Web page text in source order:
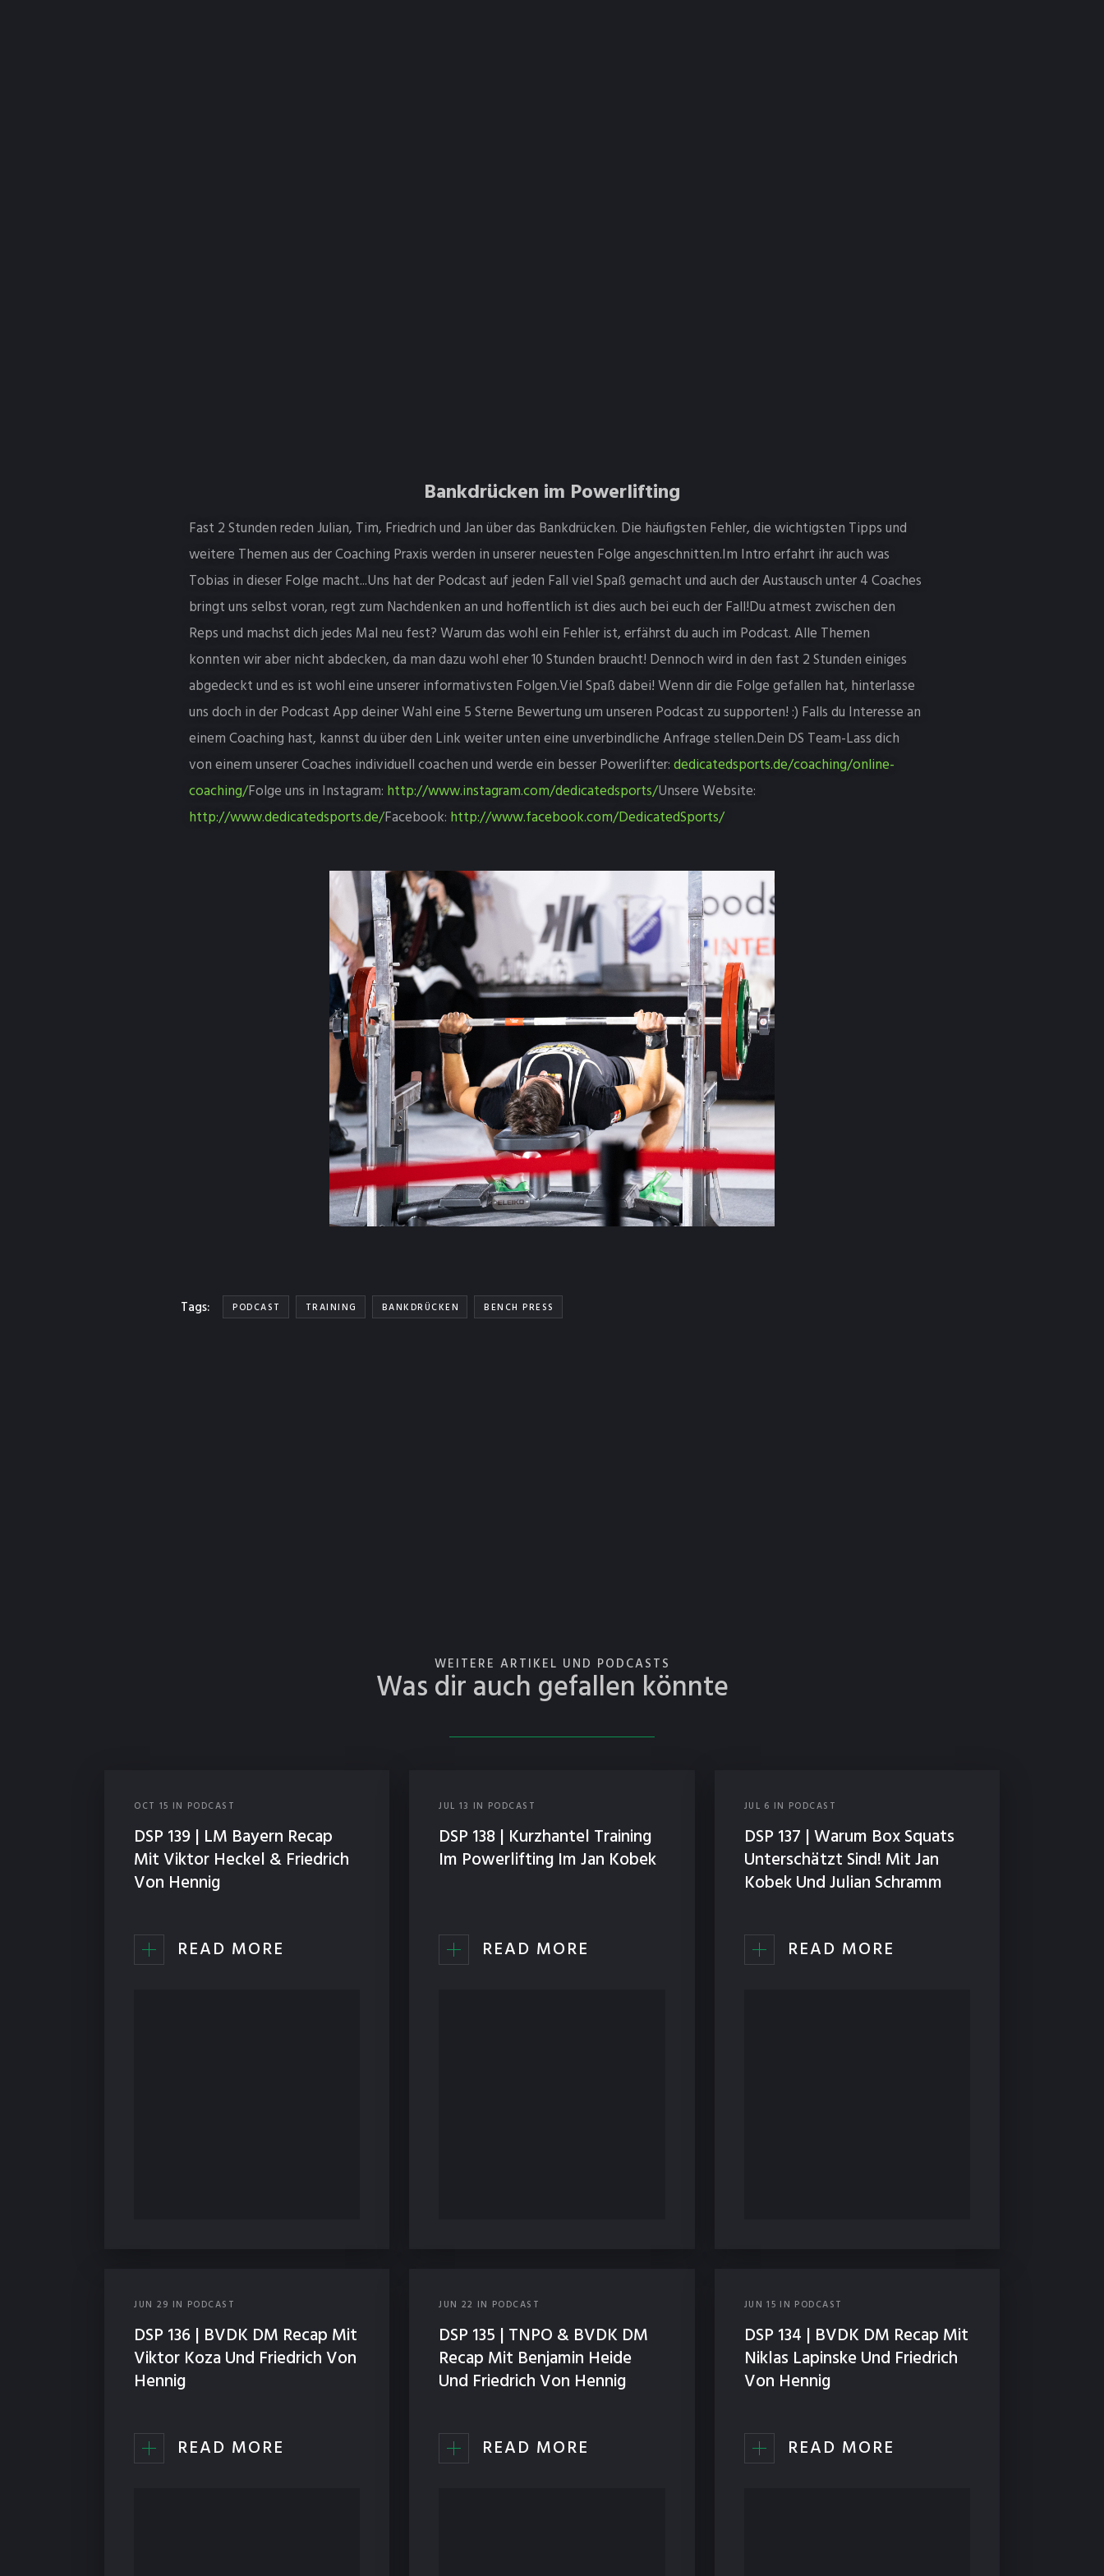
Bankdrücken im Powerlifting
Fast 2 Stunden reden Julian, Tim, Friedrich und Jan über das Bankdrücken. Die häufigsten Fehler, die wichtigsten Tipps und
weitere Themen aus der Coaching Praxis werden in unserer neuesten Folge angeschnitten.Im Intro erfahrt ihr auch was
Tobias in dieser Folge macht...Uns hat der Podcast auf jeden Fall viel Spaß gemacht und auch der Austausch unter 4 Coaches
bringt uns selbst voran, regt zum Nachdenken an und hoffentlich ist dies auch bei euch der Fall!Du atmest zwischen den
Reps und machst dich jedes Mal neu fest? Warum das wohl ein Fehler ist, erfährst du auch im Podcast. Alle Themen
konnten wir aber nicht abdecken, da man dazu wohl eher 10 Stunden braucht! Dennoch wird in den fast 2 Stunden einiges
abgedeckt und es ist wohl eine unserer informativsten Folgen.Viel Spaß dabei! Wenn dir die Folge gefallen hat, hinterlasse
uns doch in der Podcast App deiner Wahl eine 5 Sterne Bewertung um unseren Podcast zu supporten! :) Falls du Interesse an
einem Coaching hast, kannst du über den Link weiter unten eine unverbindliche Anfrage stellen.Dein DS Team-Lass dich
von einem unserer Coaches individuell coachen und werde ein besser Powerlifter:dedicatedsports.de/coaching/online-
coaching/Folge uns in Instagram: http://www.instagram.com/dedicatedsports/Unsere Website:
http://www.dedicatedsports.de/Facebook: http://www.facebook.com/DedicatedSports/
Tags: PODCAST TRAINING BANKDRÜCKEN BENCH PRESS
WEITERE ARTIKEL UND PODCASTS
Was dir auch gefallen könnte
OCT 15 IN PODCAST
DSP 139 | LM Bayern Recap
Mit Viktor Heckel & Friedrich
Von Hennig
READ MORE
JUL 13 IN PODCAST
DSP 138 | Kurzhantel Training
Im Powerlifting Im Jan Kobek
READ MORE
JUL 6 IN PODCAST
DSP 137 | Warum Box Squats
Unterschätzt Sind! Mit Jan
Kobek Und Julian Schramm
READ MORE
JUN 29 IN PODCAST
DSP 136 | BVDK DM Recap Mit
Viktor Koza Und Friedrich Von
Hennig
READ MORE
JUN 22 IN PODCAST
DSP 135 | TNPO & BVDK DM
Recap Mit Benjamin Heide
Und Friedrich Von Hennig
READ MORE
JUN 15 IN PODCAST
DSP 134 | BVDK DM Recap Mit
Niklas Lapinske Und Friedrich
Von Hennig
READ MORE